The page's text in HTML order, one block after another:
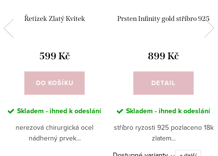
Řetízek Zlatý Kvítek
599 Kč
DO KOŠÍKU
Skladem - ihned k odeslání
nerezová chirurgická ocel
nádherný prvek...
Prsten Infinity gold stříbro 925
899 Kč
DETAIL
Skladem - ihned k odeslání
stříbro ryzosti 925 pozlaceno 18k
zlatem...